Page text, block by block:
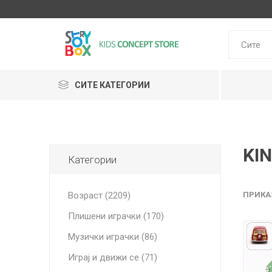
СИТЕ КАТЕГОРИИ
Janod
GLOBBER
Категории
Возраст (2209)
Плишени играчки (170)
Музички играчки (86)
Играј и движи се (71)